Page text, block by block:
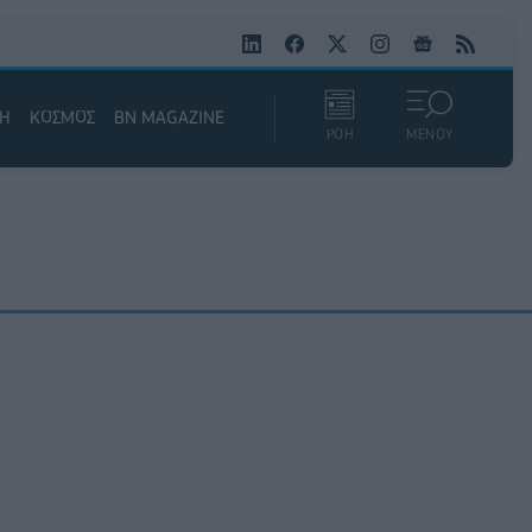
ΚΟΣΜΟΣ BN MAGAZINE
ΡΟΗ ΜΕΝΟΥ